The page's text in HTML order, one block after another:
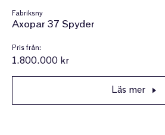
Fabriksny
Axopar 37 Spyder
Pris från:
1.800.000 kr
Läs mer